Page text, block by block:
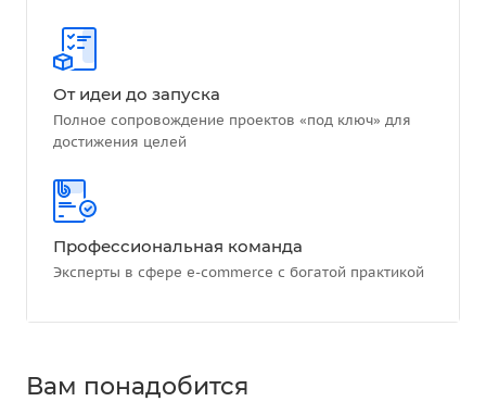
От идеи до запуска
Полное сопровождение проектов «под ключ» для
достижения целей
Профессиональная команда
Эксперты в сфере e-commerce с богатой практикой
Вам понадобится